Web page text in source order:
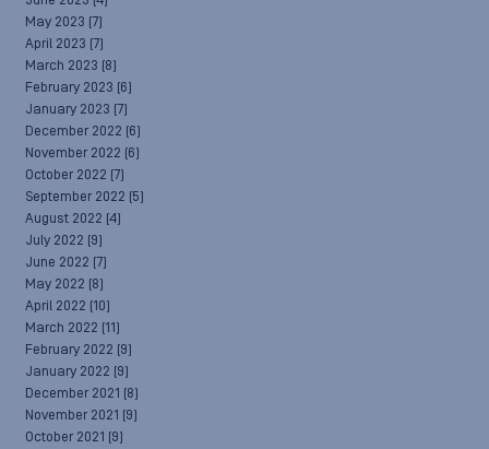
May 2023 (7)
April 2023 (7)
March 2023 (8)
February 2023 (6)
January 2023 (7)
December 2022 (6)
November 2022 (6)
October 2022 (7)
September 2022 (5)
August 2022 (4)
July 2022 (9)
June 2022 (7)
May 2022 (8)
April 2022 (10)
March 2022 (11)
February 2022 (9)
January 2022 (9)
December 2021 (8)
November 2021 (9)
October 2021 (9)